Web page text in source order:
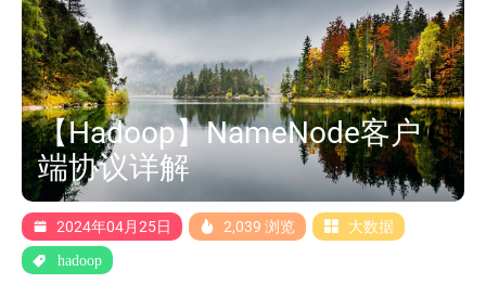
CacheLoader<JobId, Job>() { @Override public Job load(JobId key)
throws Exception { return loadJob(key); } }; 其中loadJob实现如下，
其中hsManager为加载具体实现， private Job loadJob(JobId jobId)
throws RuntimeException, ....
【Hadoop】NameNode客户
端协议详解
2024年04月25日 2,039 浏览 大数据
hadoop